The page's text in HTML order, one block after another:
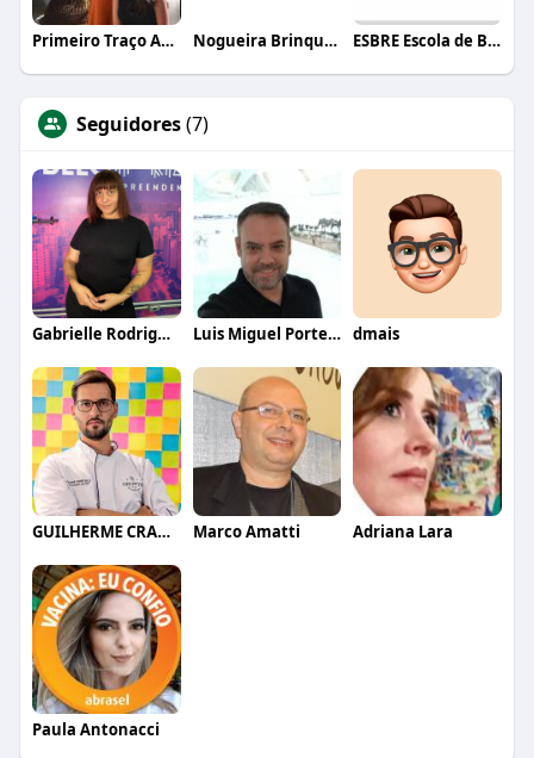
Primeiro Traço Arquitetura Nogueira Brinquedos ESBRE Escola de Bares e Restaurantes
Seguidores(7)
Gabrielle Rodrigues Luis Miguel Portela dmais
GUILHERME CRAMER BALLE Marco Amatti Adriana Lara
Paula Antonacci